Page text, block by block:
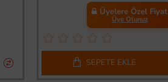
Üyelere Özel Fiyat
Üye Olunuz
SEPETE EKLE